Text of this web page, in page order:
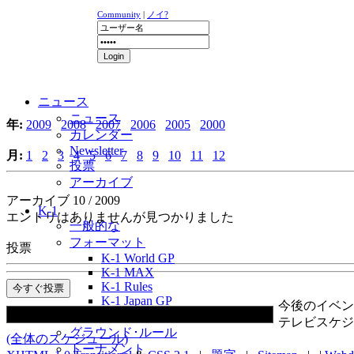
Community | ノイ?
ニュース
ニュース
カレンダー
Newsletter
投票
アーカイブ
K-1
一般的な
フォーマット
K-1 World GP
K-1 MAX
K-1 Rules
K-1 Japan GP
グラウンド･ルール
トーナメント
年: 2009 2008 2007 2006 2005 2000
月: 1 2 3 4 5 6 7 8 9 10 11 12
アーカイブ 10 / 2009
エントリはありませんが見つかりました
投票
今後のイベン
テレビスケ
(全体のスケジュール)